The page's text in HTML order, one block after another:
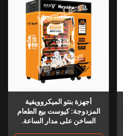
أجهزة بنتو الميكروويفية
المزدوجة: كيوست بيع الطعام
الساخن على مدار الساعة.